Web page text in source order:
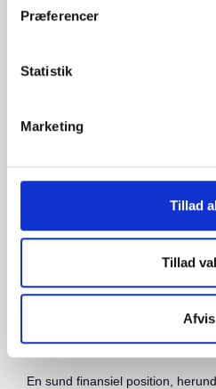
Præferencer
Statistik
Marketing
Tillad
Tillad
Afvis
En grundlæggende måde at
indkøbsomkostninger. Dette kan
arbejdsgange, automatisere
Øgning af indtægter
Forøgelse af virksomhedens
metode til at forbedre
øge salget, justere priserne eller
og tjenester, der kan give en
Forbedring af
En sund finansiel position,